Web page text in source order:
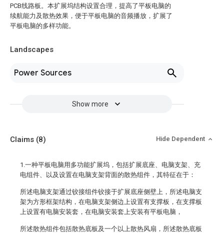
PCB线路板。本扩展坞结构设置合理，提高了平板电脑的
续航能力及散热效果，便于平板电脑的音频播放，扩展了
平板电脑的多样功能。
Landscapes
Power Sources
Show more
Claims (8) Hide Dependent
1.一种平板电脑用多功能扩展坞，包括扩展底座、电脑支架、充
电组件、以及设置在电脑支架背面的散热组件，其特征在于：
所述电脑支架通过铰接组件铰接于扩展底座侧壁上，所述电脑支
架为方形框架结构，在电脑支架侧边上设置有支撑板，在支撑板
上设置有电脑安装套，在电脑安装套上安装有平板电脑，
所述散热组件包括散热底板及一个以上散热风扇，所述散热底板